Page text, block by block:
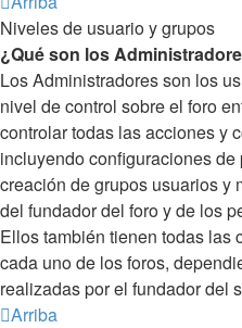
Niveles de usuario y grupos
¿Qué son los
Los Administradores son los
nivel de control sobre el foro
controlar todas las acciones y
incluyendo configuraciones
creación de grupos usuarios y
del fundador del foro y de los
Ellos también tienen todas las
cada uno de los foros,
realizadas por el fundador del
Arriba